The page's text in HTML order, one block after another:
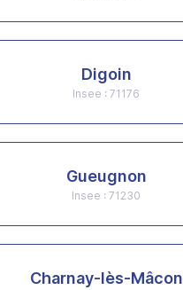
Digoin
Insee : 71176
Gueugnon
Insee : 71230
Charnay-lès-Mâcon